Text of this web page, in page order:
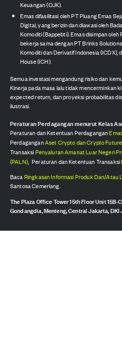
Keuangan (OJK).
Emas difasilitasi oleh PT Pluang Emas
Digital, yang berizin dan diawasi oleh
Komoditi (Bappebti). Emas disimpan
bekerja sama dengan PT Brinks
Komoditi dan Derivatif Indonesia (ICDX),
House (ICH).
Semua investasi mengandung risiko dan
Kinerja pada masa lalu tidak mencerminkan
expected return, dan proyeksi probabilitas
ilustrasi.
Peraturan Perdagangan menurut Kelas
Peraturan dan Ketentuan Perdagangan
PerdaganganAset Crypto dan Crypto
TransaksiPenyaluran Amanat Luar Negeri
(PALN), Peraturan dan Ketentuan Transaksi
BacaRingkasan Informasi Produk Dan/Atau
Santosa Cemerlang.
The Plaza Office Tower 15th Floor Unit
Gondangdia, Menteng, Central Jakarta, DKI